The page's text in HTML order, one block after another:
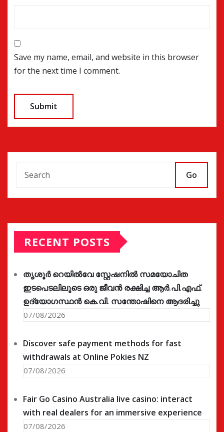
Save my name, email, and website in this browser
for the next time I comment.
Go
RECENT POSTS
തൃശൂർ റെയിൽവേ സ്റ്റേഷനിൽ സമയോചിത
ഇടപെടലിലൂടെ ഒരു ജീവൻ രക്ഷിച്ച ആർ.പി.എഫ്.
ഉദ്യോഗസ്ഥൻ കെ.വി. സന്തോഷിനെ ആദരിച്ചു
07/08/2026
Discover safe payment methods for fast
withdrawals at Online Pokies NZ
07/08/2026
Fair Go Casino Australia live casino: interact
with real dealers for an immersive experience
07/08/2026